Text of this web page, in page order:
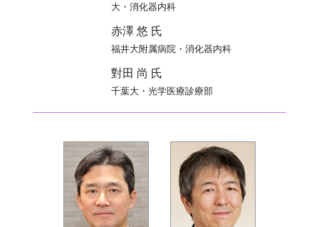
大・消化器内科
赤澤 悠 氏
福井大附属病院・消化器内科
對田 尚 氏
千葉大・光学医療診療部